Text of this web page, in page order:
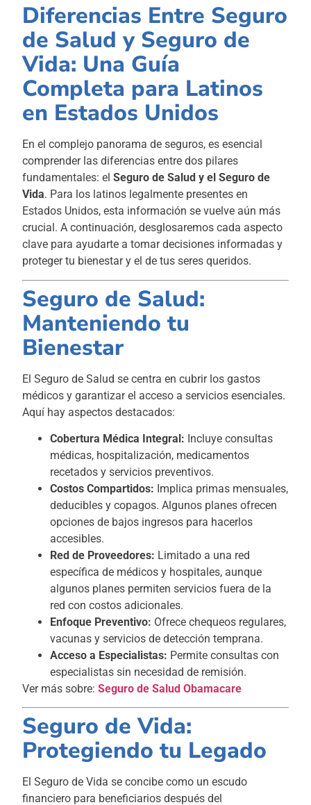
Diferencias Entre Seguro
de Salud y Seguro de
Vida: Una Guía
Completa para Latinos
en Estados Unidos
En el complejo panorama de seguros, es esencial
comprender las diferencias entre dos pilares
fundamentales: elSeguro de Salud y el Seguro de
Vida. Para los latinos legalmente presentes en
Estados Unidos, esta información se vuelve aún más
crucial. A continuación, desglosaremos cada aspecto
clave para ayudarte a tomar decisiones informadas y
proteger tu bienestar y el de tus seres queridos.
Seguro de Salud:
Manteniendo tu
Bienestar
El Seguro de Salud se centra en cubrir los gastos
médicos y garantizar el acceso a servicios esenciales.
Aquí hay aspectos destacados:
Cobertura Médica Integral: Incluye consultas
médicas, hospitalización, medicamentos
recetados y servicios preventivos.
Costos Compartidos: Implica primas mensuales,
deducibles y copagos. Algunos planes ofrecen
opciones de bajos ingresos para hacerlos
accesibles.
Red de Proveedores: Limitado a una red
específica de médicos y hospitales, aunque
algunos planes permiten servicios fuera de la
red con costos adicionales.
Enfoque Preventivo: Ofrece chequeos regulares,
vacunas y servicios de detección temprana.
Acceso a Especialistas: Permite consultas con
especialistas sin necesidad de remisión.
Ver más sobre:Seguro de Salud Obamacare
Seguro de Vida:
Protegiendo tu Legado
El Seguro de Vida se concibe como un escudo
financiero para beneficiarios después del